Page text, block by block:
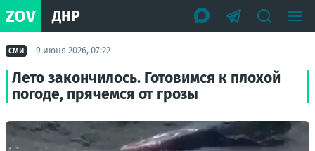
ZOV ДНР
СМИ 9 июня 2026, 07:22
Лето закончилось. Готовимся к плохой
погоде, прячемся от грозы